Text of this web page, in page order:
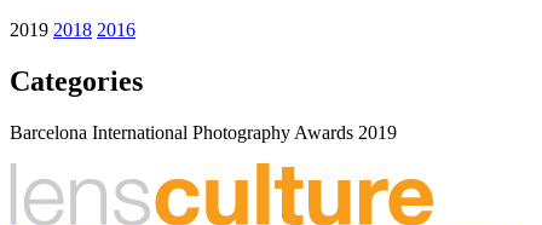
2019 2018 2016
Categories
Barcelona International Photography Awards 2019